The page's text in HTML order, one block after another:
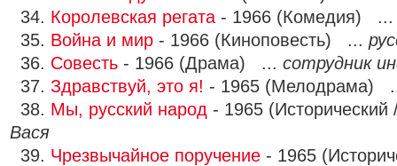
34. Королевская регата - 1966 (Комедия)
35. Война и мир - 1966 (Киноповесть) ...
36. Совесть - 1966 (Драма) ... сотрудник
37. Здравствуй, это я! - 1965 (Мелодрама)
38. Мы, русский народ - 1965
Вася
39. Чрезвычайное поручение - 1965